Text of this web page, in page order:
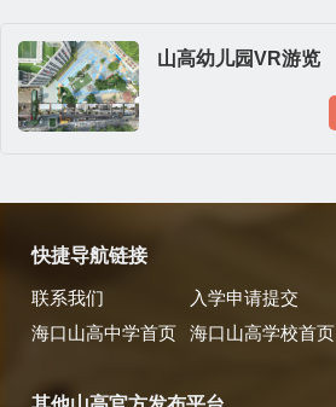
山高幼儿园VR游览
快捷导航链接
联系我们 入学申请提交
海口山高中学首页
海口山高学校首页